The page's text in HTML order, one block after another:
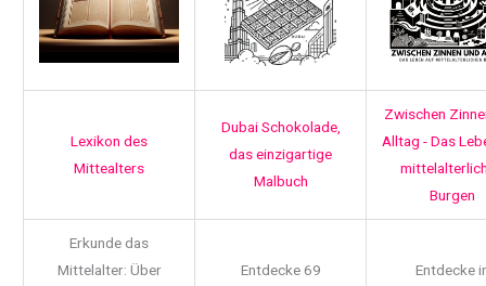
Lexikon des
Mittealters
Dubai Schokolade,
das einzigartige
Malbuch
Zwischen
Alltag - Das
Burgen
Erkunde das
Mittelalter: Über
Entdecke 69
Entdecke